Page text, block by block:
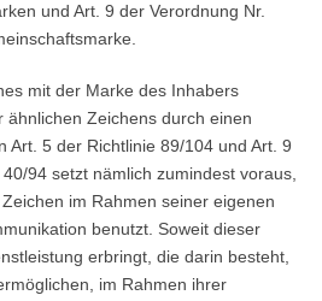
und Art. 9 der Verordnung Nr.
mit der Marke des Inhabers
ähnlichen Zeichens durch einen
Art. 5 der Richtlinie 89/104 und Art. 9
94 setzt nämlich zumindest voraus,
im Rahmen seiner eigenen
benutzt. Soweit dieser
erbringt, die darin besteht,
im Rahmen ihrer